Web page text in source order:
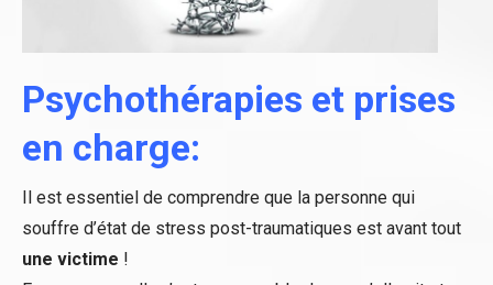
Psychothérapies et prises
en charge:
Il est essentiel de comprendre que la personne qui
souffre d’état de stress post-traumatiques est avant tout
une victime !